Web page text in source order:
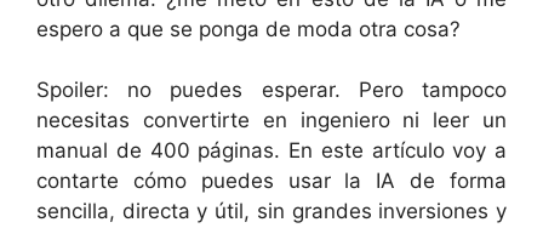
espero a que se ponga de moda otra cosa?
Spoiler: no puedes esperar. Pero tampoco
necesitas convertirte en ingeniero ni leer un
manual de 400 páginas. En este artículo voy a
contarte cómo puedes usar la IA de forma
sencilla, directa y útil, sin grandes inversiones y